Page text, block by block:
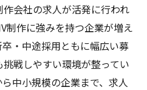
会社の求人が活発に行われ
制作に強みを持つ企業が増え
・中途採用ともに幅広い募
戦しやすい環境が整ってい
中小規模の企業まで、求人